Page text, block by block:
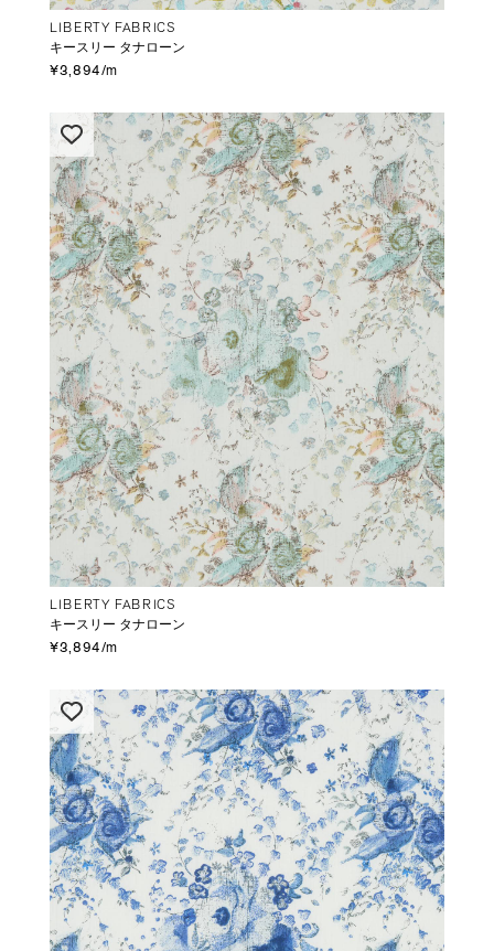
LIBERTY FABRICS
キースリー タナローン
¥3,894/m
LIBERTY FABRICS
キースリー タナローン
¥3,894/m